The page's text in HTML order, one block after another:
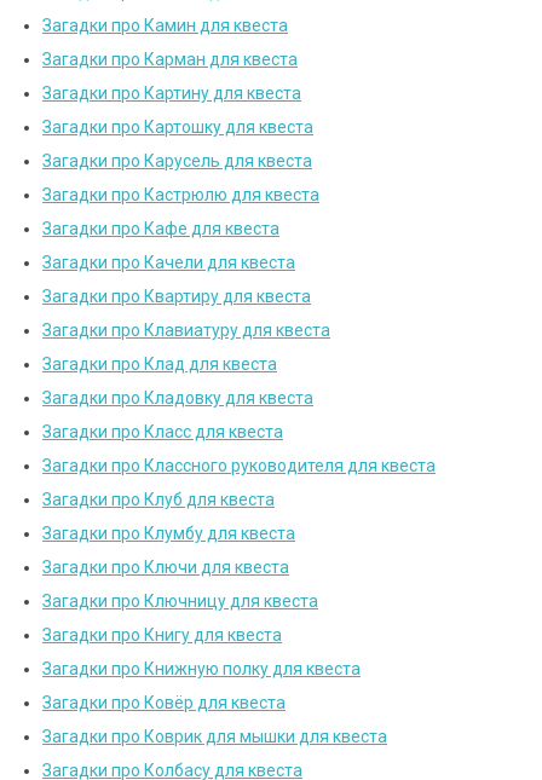
Загадки про Камин для квеста
Загадки про Карман для квеста
Загадки про Картину для квеста
Загадки про Картошку для квеста
Загадки про Карусель для квеста
Загадки про Кастрюлю для квеста
Загадки про Кафе для квеста
Загадки про Качели для квеста
Загадки про Квартиру для квеста
Загадки про Клавиатуру для квеста
Загадки про Клад для квеста
Загадки про Кладовку для квеста
Загадки про Класс для квеста
Загадки про Классного руководителя для квеста
Загадки про Клуб для квеста
Загадки про Клумбу для квеста
Загадки про Ключи для квеста
Загадки про Ключницу для квеста
Загадки про Книгу для квеста
Загадки про Книжную полку для квеста
Загадки про Ковёр для квеста
Загадки про Коврик для мышки для квеста
Загадки про Колбасу для квеста